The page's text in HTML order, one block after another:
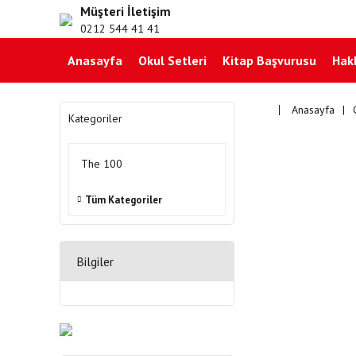
Müşteri İletişim
0212 544 41 41
Anasayfa Okul Setleri Kitap Başvurusu
Kategoriler
The 100
Tüm Kategoriler
Bilgiler
Anasayfa